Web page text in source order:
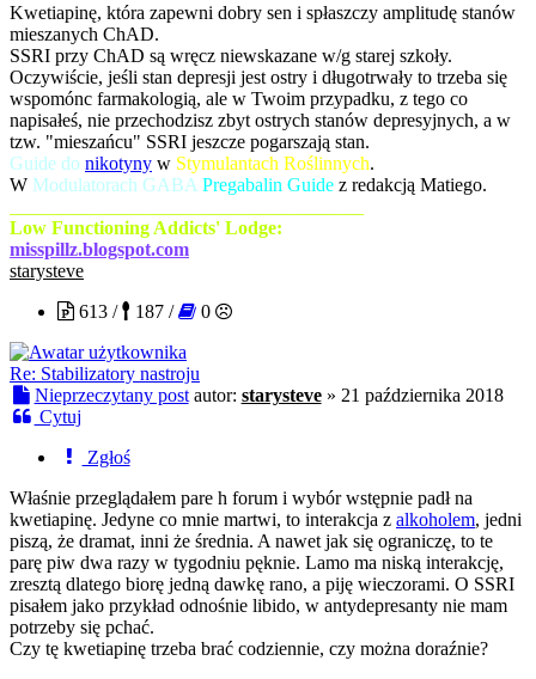
Kwetiapinę, która zapewni dobry sen i spłaszczy amplitudę stanów
mieszanych ChAD.
SSRI przy ChAD są wręcz niewskazane w/g starej szkoły.
Oczywiście, jeśli stan depresji jest ostry i długotrwały to trzeba się
wspomónc farmakologią, ale w Twoim przypadku, z tego co
napisałeś, nie przechodzisz zbyt ostrych stanów depresyjnych, a w
tzw. "mieszańcu" SSRI jeszcze pogarszają stan.
Guide do nikotyny w Stymulantach Roślinnych.
W Modulatorach GABA Pregabalin Guide z redakcją Matiego.
Low Functioning Addicts' Lodge:
misspillz.blogspot.com
starysteve
613 /
187 / 0
Re: Stabilizatory nastroju
Nieprzeczytany post autor: starysteve» 21 października 2018
Cytuj
Zgłoś
Właśnie przeglądałem pare h forum i wybór wstępnie padł na
kwetiapinę. Jedyne co mnie martwi, to interakcja z alkoholem, jedni
piszą, że dramat, inni że średnia. A nawet jak się ograniczę, to te
parę piw dwa razy w tygodniu pęknie. Lamo ma niską interakcję,
zresztą dlatego biorę jedną dawkę rano, a piję wieczorami. O SSRI
pisałem jako przykład odnośnie libido, w antydepresanty nie mam
potrzeby się pchać.
Czy tę kwetiapinę trzeba brać codziennie, czy można doraźnie?